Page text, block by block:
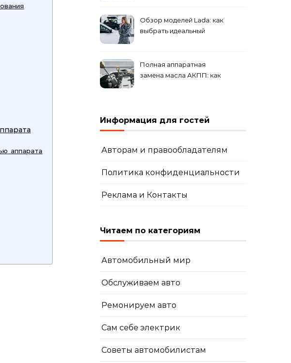
аппарата
Обзор моделей Lada: как
выбрать идеальный
Полная аппаратная
замена масла АКПП: как
Информация для гостей
Авторам и правообладателям
Политика конфиденциальности
Реклама и Контакты
Читаем по категориям
Автомобильный мир
Обслуживаем авто
Ремонируем авто
Сам себе электрик
Советы автомобилистам